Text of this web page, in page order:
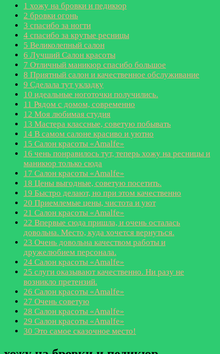
1 хожу на бровки и педикюр
2 бровки огонь
3 спасибо за ногти
4 спасибо за крутые ресницы
5 Великолепный салон
6 Лучший Салон красоты
7 Отличный маникюр спасибо большое
8 Приятный салон и качественное обслуживание
9 Сделала тут укладку
10 идеальные ноготочки получились.
11 Рядом с домом, современно
12 Моя любимая студия
13 Мастера классные, советую побывать
14 В самом салоне красиво и уютно
15 Салон красоты «Amalfe»
16 чень понравилось тут, теперь хожу на ресницы и
маникюр только сюда
17 Салон красоты «Amalfe»
18 Цены выгодные, советую посетить.
19 Быстро делают, но при этом качественно
20 Приемлемые цены, чистота и уют
21 Салон красоты «Amalfe»
22 Впервые сюда пришла, и очень осталась
довольна. Место, куда хочется вернуться.
23 Очень довольна качеством работы и
дружелюбием персонала.
24 Салон красоты «Amalfe»
25 слуги оказывают качественно. Ни разу не
возникло претензий.
26 Салон красоты «Amalfe»
27 Очень советую
28 Салон красоты «Amalfe»
29 Салон красоты «Amalfe»
30 Это самое сказочное место!